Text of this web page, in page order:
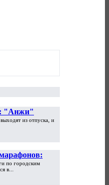
"Анжи"
из отпуска, и
по городским
в...